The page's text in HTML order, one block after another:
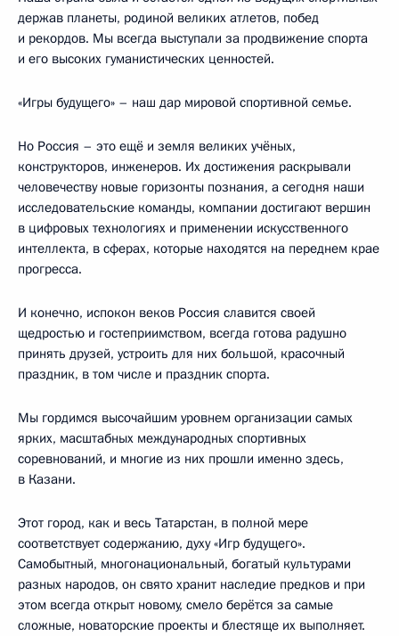
держав планеты, родиной великих атлетов, побед
и рекордов. Мы всегда выступали за продвижение спорта
и его высоких гуманистических ценностей.
«Игры будущего» – наш дар мировой спортивной семье.
Но Россия – это ещё и земля великих учёных,
конструкторов, инженеров. Их достижения раскрывали
человечеству новые горизонты познания, а сегодня наши
исследовательские команды, компании достигают вершин
в цифровых технологиях и применении искусственного
интеллекта, в сферах, которые находятся на переднем крае
прогресса.
И конечно, испокон веков Россия славится своей
щедростью и гостеприимством, всегда готова радушно
принять друзей, устроить для них большой, красочный
праздник, в том числе и праздник спорта.
Мы гордимся высочайшим уровнем организации самых
ярких, масштабных международных спортивных
соревнований, и многие из них прошли именно здесь,
в Казани.
Этот город, как и весь Татарстан, в полной мере
соответствует содержанию, духу «Игр будущего».
Самобытный, многонациональный, богатый культурами
разных народов, он свято хранит наследие предков и при
этом всегда открыт новому, смело берётся за самые
сложные, новаторские проекты и блестяще их выполняет.